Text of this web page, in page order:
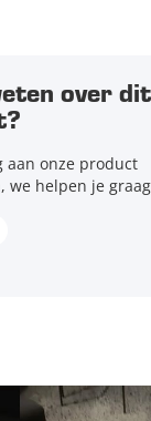
over dit
aan onze product
we helpen je